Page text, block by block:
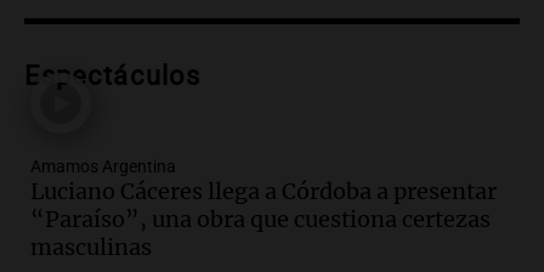
Audio.Preparativos finales para la gran
Bulaya este sábado
Audio.Denuncias por represión en el
Congreso y evacuación por derrame de
oxígeno en Montecastro
Panorama Federal
Espectáculos
Amamos Argentina
Luciano Cáceres llega a Córdoba a presentar
“Paraíso”, una obra que cuestiona certezas
masculinas